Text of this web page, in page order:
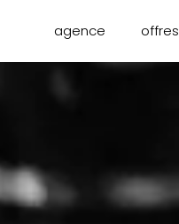
agence offres